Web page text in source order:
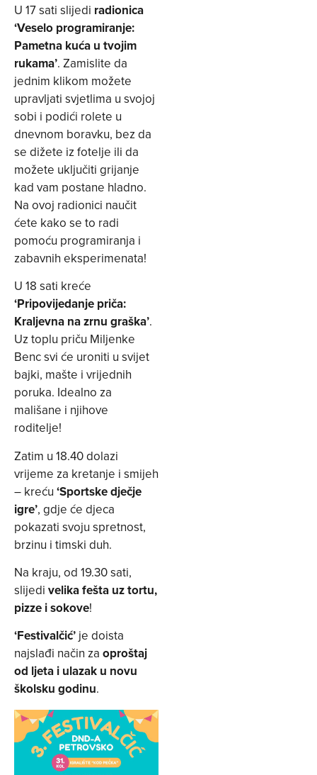
U 17 sati slijedi radionica
‘Veselo programiranje:
Pametna kuća u tvojim
rukama’. Zamislite da
jednim klikom možete
upravljati svjetlima u svojoj
sobi i podići rolete u
dnevnom boravku, bez da
se dižete iz fotelje ili da
možete uključiti grijanje
kad vam postane hladno.
Na ovoj radionici naučit
ćete kako se to radi
pomoću programiranja i
zabavnih eksperimenata!
U 18 sati kreće
‘Pripovijedanje priča:
Kraljevna na zrnu graška’.
Uz toplu priču Miljenke
Benc svi će uroniti u svijet
bajki, mašte i vrijednih
poruka. Idealno za
mališane i njihove
roditelje!
Zatim u 18.40 dolazi
vrijeme za kretanje i smijeh
– kreću ‘Sportske dječje
igre’, gdje će djeca
pokazati svoju spretnost,
brzinu i timski duh.
Na kraju, od 19.30 sati,
slijedi velika fešta uz tortu,
pizze i sokove!
‘Festivalčić’ je doista
najslađi način za oproštaj
od ljeta i ulazak u novu
školsku godinu.